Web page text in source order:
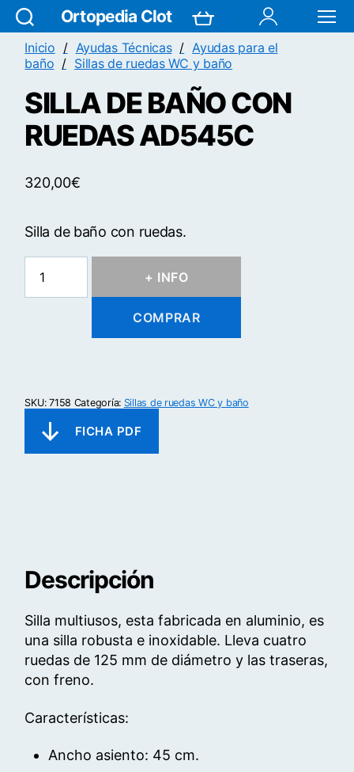
Ortopedia Clot
Search Carrito Mi Cuenta Menú
Inicio Ayudas Técnicas
Ayudas para el
baño
Sillas de ruedas WC y baño
SILLA DE BAÑO CON
RUEDAS AD545C
320,00€
Silla de baño con ruedas.
+ INFO
DE
BAÑO
COMPRAR
SKU:7158 Categoría: Sillas de ruedas WC y baño
Descripción
Silla multiusos, esta fabricada en aluminio, es
una silla robusta e inoxidable. Lleva cuatro
ruedas de 125 mm de diámetro y las traseras,
con freno.
Características:
Ancho asiento: 45 cm.